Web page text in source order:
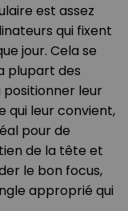
est assez
qui fixent
jour. Cela se
plupart des
leur
qui leur convient,
pour de
de la tête et
le bon focus,
approprié qui